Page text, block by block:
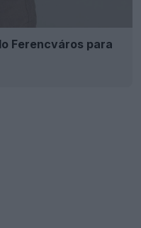
Ferencváros para